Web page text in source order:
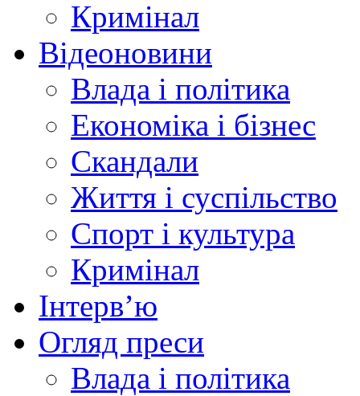
Кримінал
Відеоновини
Влада і політика
Економіка і бізнес
Скандали
Життя і суспільство
Спорт і культура
Кримінал
Інтерв’ю
Огляд преси
Влада і політика